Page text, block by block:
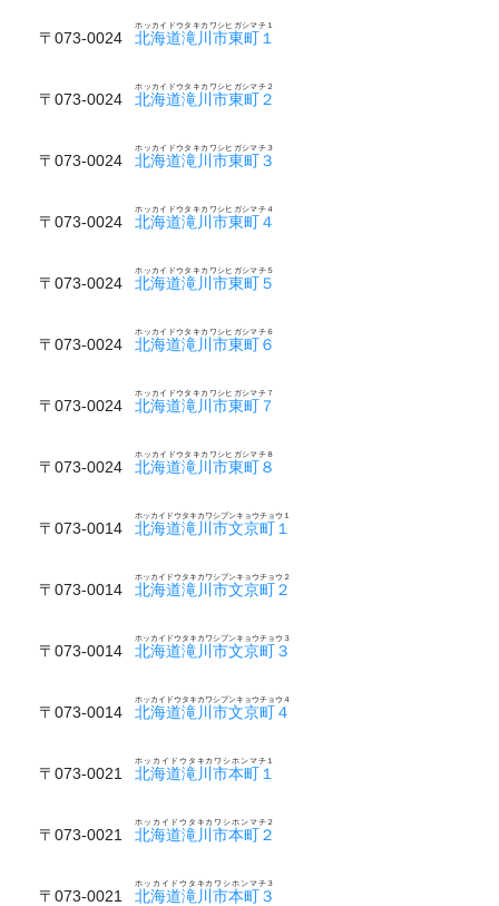
〒073-0024 北海道滝川市東町１
ホッカイドウタキカワシヒガシマチ１
〒073-0024 北海道滝川市東町２
ホッカイドウタキカワシヒガシマチ２
〒073-0024 北海道滝川市東町３
ホッカイドウタキカワシヒガシマチ３
〒073-0024 北海道滝川市東町４
ホッカイドウタキカワシヒガシマチ４
〒073-0024 北海道滝川市東町５
ホッカイドウタキカワシヒガシマチ５
〒073-0024 北海道滝川市東町６
ホッカイドウタキカワシヒガシマチ６
〒073-0024 北海道滝川市東町７
ホッカイドウタキカワシヒガシマチ７
〒073-0024 北海道滝川市東町８
ホッカイドウタキカワシヒガシマチ８
〒073-0014 北海道滝川市文京町１
ホッカイドウタキカワシブンキョウチョウ１
〒073-0014 北海道滝川市文京町２
ホッカイドウタキカワシブンキョウチョウ２
〒073-0014 北海道滝川市文京町３
ホッカイドウタキカワシブンキョウチョウ３
〒073-0014 北海道滝川市文京町４
ホッカイドウタキカワシブンキョウチョウ４
〒073-0021 北海道滝川市本町１
ホッカイドウタキカワシホンマチ１
〒073-0021 北海道滝川市本町２
ホッカイドウタキカワシホンマチ２
〒073-0021 北海道滝川市本町３
ホッカイドウタキカワシホンマチ３